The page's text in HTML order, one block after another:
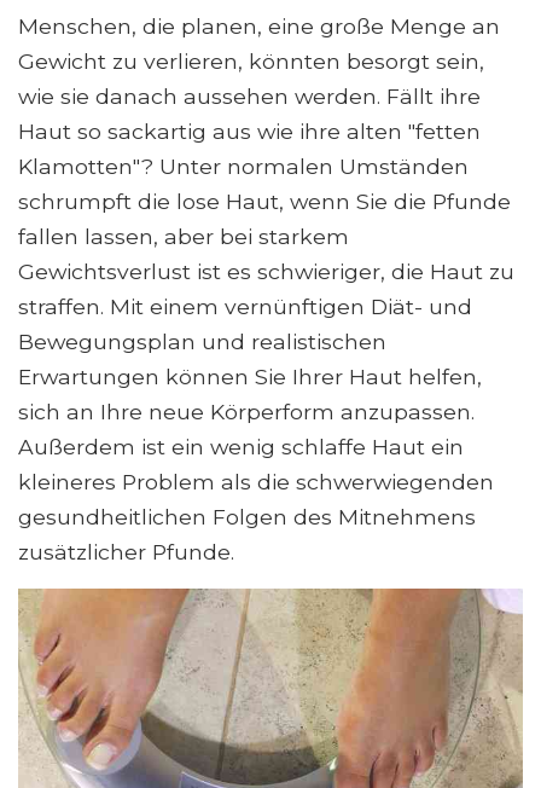
Menschen, die planen, eine große Menge an
Gewicht zu verlieren, könnten besorgt sein,
wie sie danach aussehen werden. Fällt ihre
Haut so sackartig aus wie ihre alten "fetten
Klamotten"? Unter normalen Umständen
schrumpft die lose Haut, wenn Sie die Pfunde
fallen lassen, aber bei starkem
Gewichtsverlust ist es schwieriger, die Haut zu
straffen. Mit einem vernünftigen Diät- und
Bewegungsplan und realistischen
Erwartungen können Sie Ihrer Haut helfen,
sich an Ihre neue Körperform anzupassen.
Außerdem ist ein wenig schlaffe Haut ein
kleineres Problem als die schwerwiegenden
gesundheitlichen Folgen des Mitnehmens
zusätzlicher Pfunde.